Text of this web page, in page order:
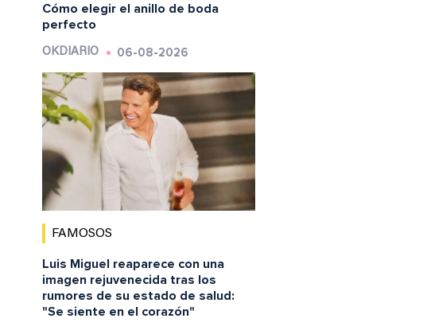
Cómo elegir el anillo de boda
perfecto
OKDIARIO 06-08-2026
FAMOSOS
Luis Miguel reaparece con una
imagen rejuvenecida tras los
rumores de su estado de salud:
"Se siente en el corazón"